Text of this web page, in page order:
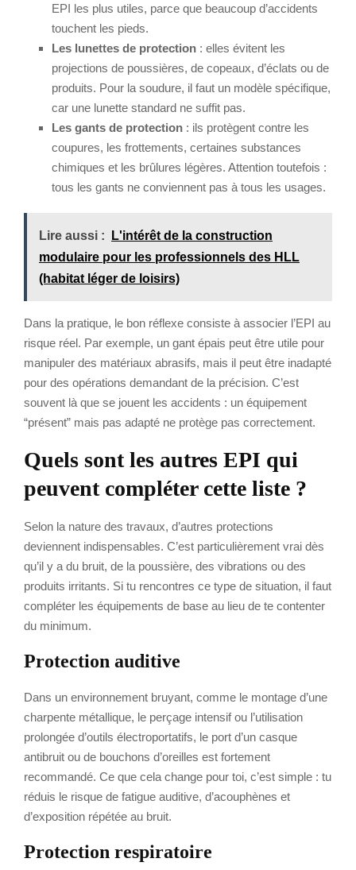
EPI les plus utiles, parce que beaucoup d’accidents
touchent les pieds.
Les lunettes de protection : elles évitent les
projections de poussières, de copeaux, d’éclats ou de
produits. Pour la soudure, il faut un modèle spécifique,
car une lunette standard ne suffit pas.
Les gants de protection : ils protègent contre les
coupures, les frottements, certaines substances
chimiques et les brûlures légères. Attention toutefois :
tous les gants ne conviennent pas à tous les usages.
Lire aussi :
L'intérêt de la construction
modulaire pour les professionnels des HLL
(habitat léger de loisirs)
Dans la pratique, le bon réflexe consiste à associer l’EPI au
risque réel. Par exemple, un gant épais peut être utile pour
manipuler des matériaux abrasifs, mais il peut être inadapté
pour des opérations demandant de la précision. C’est
souvent là que se jouent les accidents : un équipement
“présent” mais pas adapté ne protège pas correctement.
Quels sont les autres EPI qui
peuvent compléter cette liste ?
Selon la nature des travaux, d’autres protections
deviennent indispensables. C’est particulièrement vrai dès
qu’il y a du bruit, de la poussière, des vibrations ou des
produits irritants. Si tu rencontres ce type de situation, il faut
compléter les équipements de base au lieu de te contenter
du minimum.
Protection auditive
Dans un environnement bruyant, comme le montage d’une
charpente métallique, le perçage intensif ou l’utilisation
prolongée d’outils électroportatifs, le port d’un casque
antibruit ou de bouchons d’oreilles est fortement
recommandé. Ce que cela change pour toi, c’est simple : tu
réduis le risque de fatigue auditive, d’acouphènes et
d’exposition répétée au bruit.
Protection respiratoire